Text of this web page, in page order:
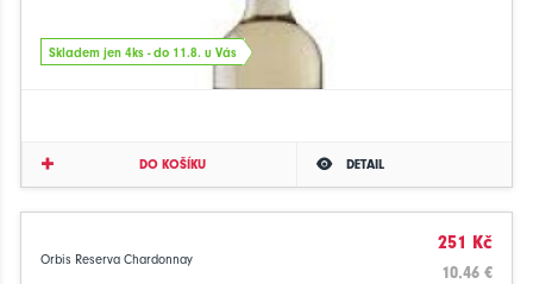
Skladem jen 4ks - do 11.8. u Vás
DO KOŠÍKU DETAIL
Orbis Reserva Chardonnay
251 Kč
10.46 €